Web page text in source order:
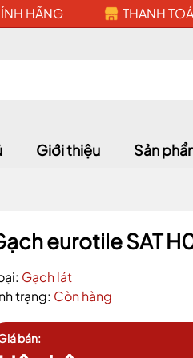
HÃNG THANH
Giới thiệu Sản
eurotile SAT
Gạch lát
trạng: Còn hàng
bán:
Điều kiện: